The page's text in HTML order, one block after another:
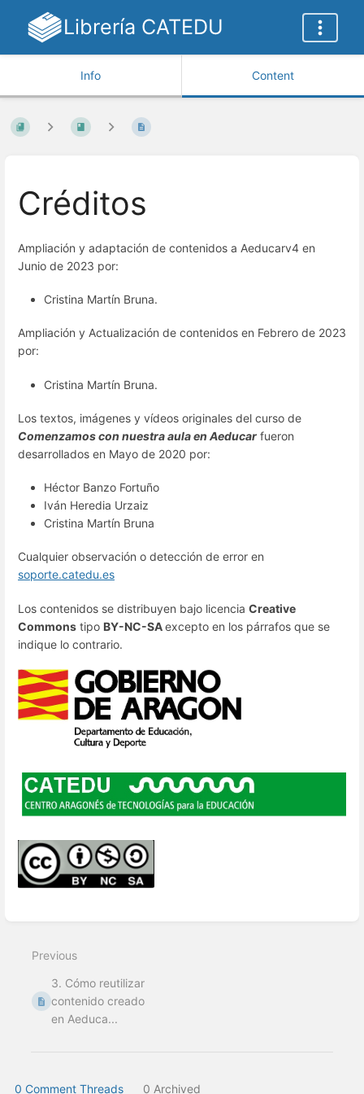
Librería CATEDU
Info Content
Créditos
Ampliación y adaptación de contenidos a Aeducarv4 en
Junio de 2023 por:
Cristina Martín Bruna.
Ampliación y Actualización de contenidos en Febrero de 2023
por:
Cristina Martín Bruna.
Los textos, imágenes y vídeos originales del curso de
Comenzamos con nuestra aula en Aeducar fueron
desarrollados en Mayo de 2020 por:
Héctor Banzo Fortuño
Iván Heredia Urzaiz
Cristina Martín Bruna
Cualquier observación o detección de error en
soporte.catedu.es
Los contenidos se distribuyen bajo licencia Creative
Commons tipo BY-NC-SAexcepto en los párrafos que se
indique lo contrario.
mode
Previous
3. Cómo reutilizar
contenido creado
en Aeduca...
0 Comment Threads 0 Archived